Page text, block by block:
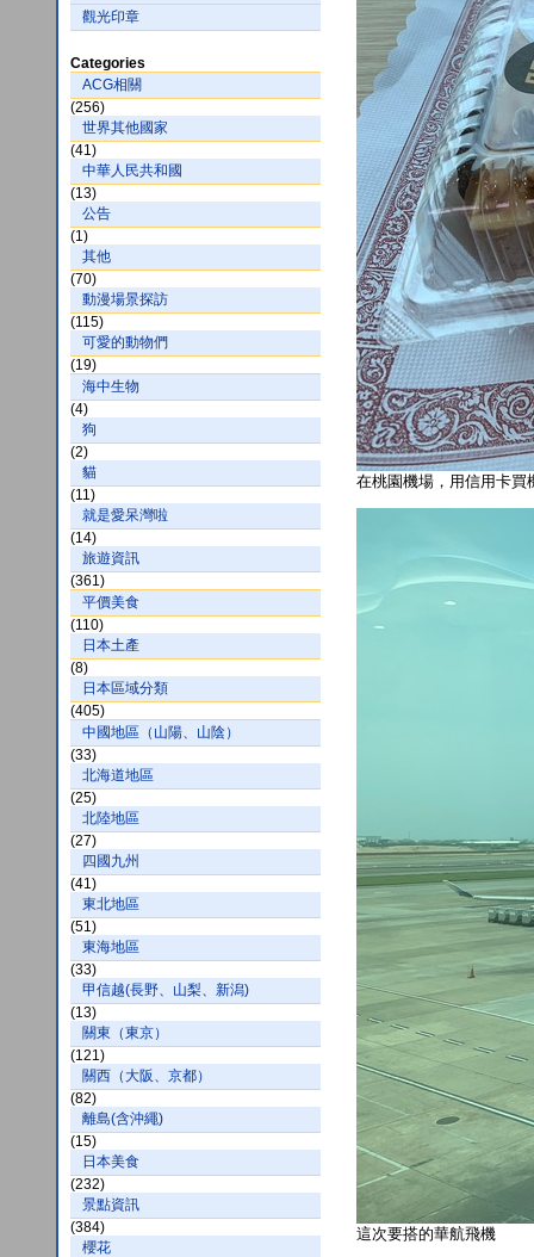
觀光印章
Categories
ACG相關
(256)
世界其他國家
(41)
中華人民共和國
(13)
公告
(1)
其他
(70)
動漫場景探訪
(115)
可愛的動物們
(19)
海中生物
(4)
狗
(2)
貓
(11)
就是愛呆灣啦
(14)
旅遊資訊
(361)
平價美食
(110)
日本土產
(8)
日本區域分類
(405)
中國地區（山陽、山陰）
(33)
北海道地區
(25)
北陸地區
(27)
四國九州
(41)
東北地區
(51)
東海地區
(33)
甲信越(長野、山梨、新潟)
(13)
關東（東京）
(121)
關西（大阪、京都）
(82)
離島(含沖繩)
(15)
日本美食
(232)
景點資訊
(384)
櫻花
在桃園機場，用信用卡買
這次要搭的華航飛機